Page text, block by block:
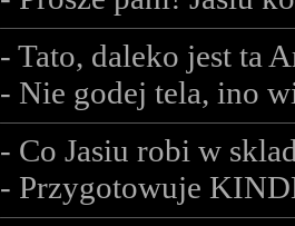
- Tato, daleko jest ta
- Nie godej tela, ino
- Co Jasiu robi w
- Przygotowuje